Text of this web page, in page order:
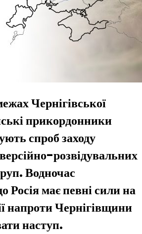
Чернігівської
прикордонники
спроб заходу
розвідувальних
Водночас
Росія має певні сили на
напроти Чернігівщини
наступ.